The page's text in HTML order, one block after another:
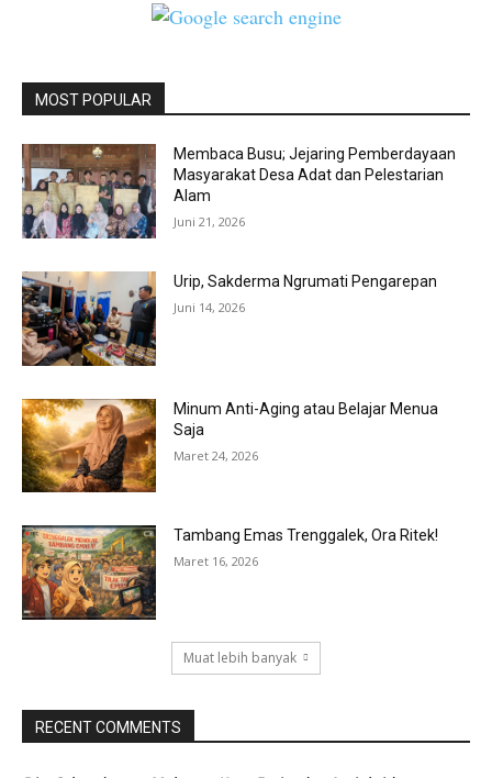
MOST POPULAR
Membaca Busu; Jejaring Pemberdayaan
Masyarakat Desa Adat dan Pelestarian
Alam
Juni 21, 2026
Urip, Sakderma Ngrumati Pengarepan
Juni 14, 2026
Minum Anti-Aging atau Belajar Menua
Saja
Maret 24, 2026
Tambang Emas Trenggalek, Ora Ritek!
Maret 16, 2026
Muat lebih banyak
RECENT COMMENTS